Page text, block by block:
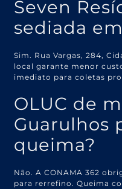
Seven
sediada
Sim. Rua Vargas, 284,
local garante menor
imediato para coletas
OLUC de
Guarulhos
queima?
Não. A CONAMA 362
para rerrefino. Queima